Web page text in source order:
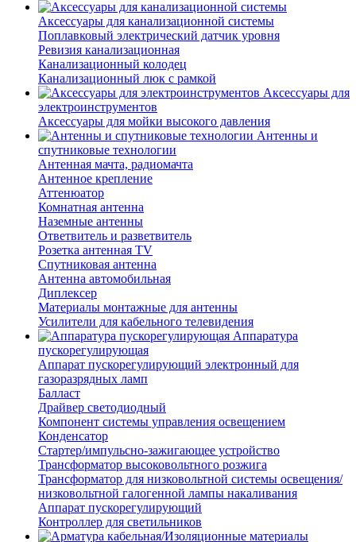
Аксессуары для канализационной системы
Поплавковый электрический датчик уровня
Ревизия канализационная
Канализационный колодец
Канализационный люк с рамкой
Аксессуары для
электроинструментов
Аксессуары для мойки высокого давления
Антенны и
спутниковые технологии
Антенная мачта, радиомачта
Антенное крепление
Аттенюатор
Комнатная антенна
Наземные антенны
Ответвитель и разветвитель
Розетка антенная TV
Спутниковая антенна
Антенна автомобильная
Диплексер
Материалы монтажные для антенны
Усилители для кабельного телевидения
Аппаратура
пускорегулирующая
Аппарат пускорегулирующий электронный для
газоразрядных ламп
Балласт
Драйвер светодиодный
Компонент системы управления освещением
Конденсатор
Стартер/импульсно-зажигающее устройство
Трансформатор высоковольтного розжига
Трансформатор для низковольтной системы освещения/
низковольтной галогенной лампы накаливания
Аппарат пускорегулирующий
Контроллер для светильников